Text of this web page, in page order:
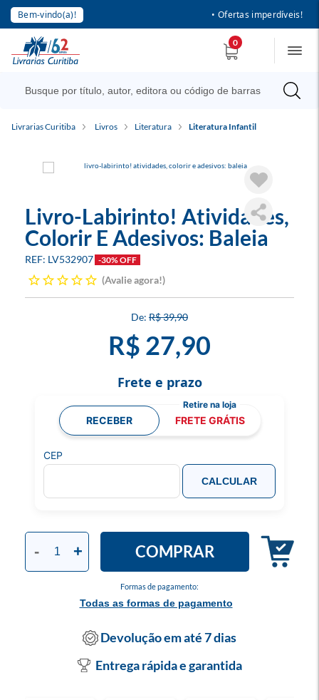
Bem-vindo(a)! • Ofertas imperdíveis!
0
Livrarias Curitiba Livros Literatura Literatura Infantil
Livro-Labirinto! Atividades,
Colorir E Adesivos: Baleia
LV532907 -30% OFF
Avalie agora!
R$ 39,90
R$ 27,90
Formas de pagamento:
Todas as formas de pagamento
- + COMPRAR
Frete e prazo
RECEBER FRETE GRÁTIS
CEP
CALCULAR
Devolução em até 7 dias
Entrega rápida e garantida